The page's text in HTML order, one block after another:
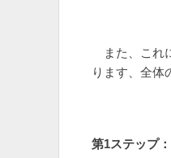
また、これ
ります、全体
第1ステップ：